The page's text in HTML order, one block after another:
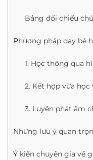
Bảng đối chiếu
Phương pháp dạy bé
1. Học thông qua
2. Kết hợp vừa học
3. Luyện phát âm
Những lưu ý quan
Ý kiến chuyên gia về